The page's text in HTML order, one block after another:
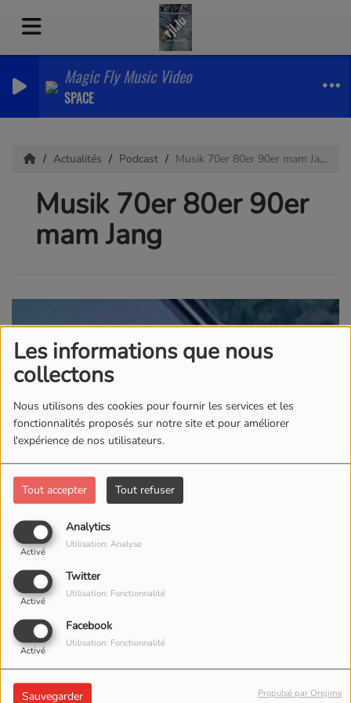
Les informations que nous
collectons
Nous utilisons des cookies pour fournir les services et les
fonctionnalités proposés sur notre site et pour améliorer
l'expérience de nos utilisateurs.
Tout accepter Tout refuser
Analytics
Activé
Utilisation: Analyse
Twitter
Activé
Utilisation: Fonctionnalité
Facebook
Activé
Utilisation: Fonctionnalité
Sauvegarder Propulsé par Orejime
Magic Fly Music Video
SPACE
Actualités Podcast Musik 70er 80er 90er mam Jang
Musik 70er 80er 90er
mam Jang